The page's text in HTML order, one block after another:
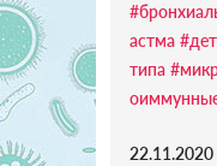
астма
типа
22.11.2020